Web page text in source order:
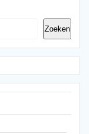
Zoeken